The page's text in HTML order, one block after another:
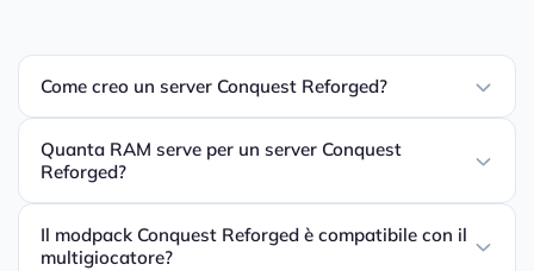
Come creo un server Conquest Reforged?
Quanta RAM serve per un server Conquest
Reforged?
Il modpack Conquest Reforged è compatibile con il
multigiocatore?